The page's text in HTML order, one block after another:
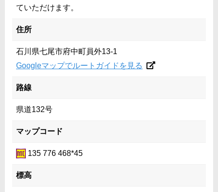
ていただけます。
住所
石川県七尾市府中町員外13-1
Googleマップでルートガイドを見る
路線
県道132号
マップコード
135 776 468*45
標高